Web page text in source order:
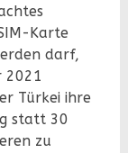
Karte
darf,
2021
Türkei ihre
statt 30
zu